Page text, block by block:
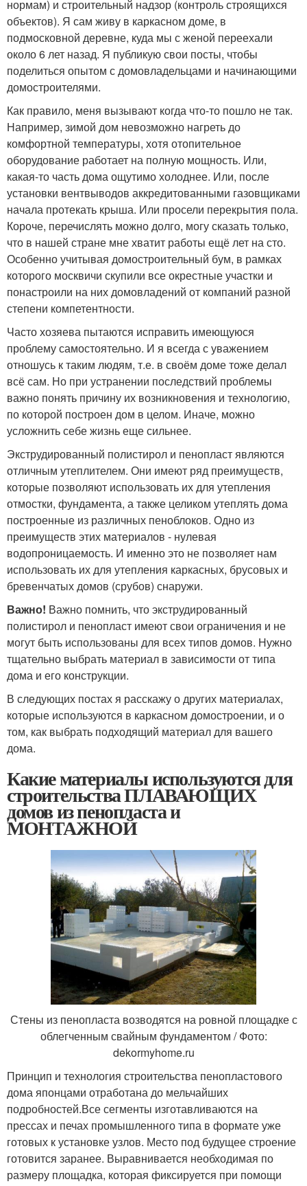
нормам) и строительный надзор (контроль строящихся
объектов). Я сам живу в каркасном доме, в
подмосковной деревне, куда мы с женой переехали
около 6 лет назад. Я публикую свои посты, чтобы
поделиться опытом с домовладельцами и начинающими
домостроителями.
Как правило, меня вызывают когда что-то пошло не так.
Например, зимой дом невозможно нагреть до
комфортной температуры, хотя отопительное
оборудование работает на полную мощность. Или,
какая-то часть дома ощутимо холоднее. Или, после
установки вентвыводов аккредитованными газовщиками
начала протекать крыша. Или просели перекрытия пола.
Короче, перечислять можно долго, могу сказать только,
что в нашей стране мне хватит работы ещё лет на сто.
Особенно учитывая домостроительный бум, в рамках
которого москвичи скупили все окрестные участки и
понастроили на них домовладений от компаний разной
степени компетентности.
Часто хозяева пытаются исправить имеющуюся
проблему самостоятельно. И я всегда с уважением
отношусь к таким людям, т.е. в своём доме тоже делал
всё сам. Но при устранении последствий проблемы
важно понять причину их возникновения и технологию,
по которой построен дом в целом. Иначе, можно
усложнить себе жизнь еще сильнее.
Экструдированный полистирол и пенопласт являются
отличным утеплителем. Они имеют ряд преимуществ,
которые позволяют использовать их для утепления
отмостки, фундамента, а также целиком утеплять дома
построенные из различных пеноблоков. Одно из
преимуществ этих материалов - нулевая
водопроницаемость. И именно это не позволяет нам
использовать их для утепления каркасных, брусовых и
бревенчатых домов (срубов) снаружи.
Важно! Важно помнить, что экструдированный
полистирол и пенопласт имеют свои ограничения и не
могут быть использованы для всех типов домов. Нужно
тщательно выбрать материал в зависимости от типа
дома и его конструкции.
В следующих постах я расскажу о других материалах,
которые используются в каркасном домостроении, и о
том, как выбрать подходящий материал для вашего
дома.
Какие материалы используются для
строительства ПЛАВАЮЩИХ
домов из пенопласта и
МОНТАЖНОЙ
Стены из пенопласта возводятся на ровной площадке с
облегченным свайным фундаментом / Фото:
dekormyhome.ru
Принцип и технология строительства пенопластового
дома японцами отработана до мельчайших
подробностей.Все сегменты изготавливаются на
прессах и печах промышленного типа в формате уже
готовых к установке узлов. Место под будущее строение
готовится заранее. Выравнивается необходимая по
размеру площадка, которая фиксируется при помощи